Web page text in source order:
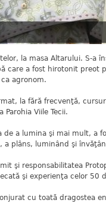
la masa Altarului. S-a
care a fost hirotonit preot
agronom.
la fără frecvenţă,
Viile Tecii.
de a lumina şi mai mult, a
a plâns, luminând şi
şi responsabilitatea
şi experienţa celor 50
cu toată dragostea